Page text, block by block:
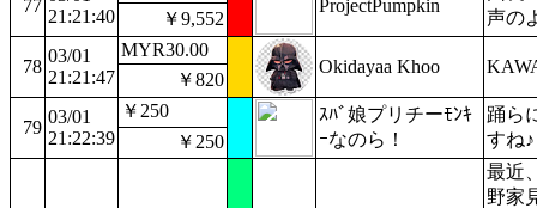
77
21:21:40
ProjectPumpkin
声の
￥9,552
78
03/01
21:21:47
MYR30.00
Okidayaa Khoo
￥820
79
03/01
21:22:39
￥250
ｽﾊﾞ娘プリチーﾓﾝｷ
ｰなのら！
踊ら
すね♪
￥250
最近
野家